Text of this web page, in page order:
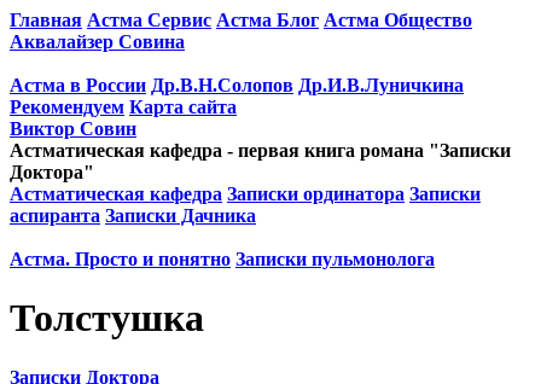
Главная Астма Сервис Астма Блог Астма Общество
Аквалайзер Совина
Астма в России Др.В.Н.Солопов Др.И.В.Луничкина
Рекомендуем Карта сайта
Виктор Совин
Астматическая кафедра - первая книга романа "Записки
Доктора"
Астматическая кафедра Записки ординатора Записки
аспиранта Записки Дачника
Астма. Просто и понятно Записки пульмонолога
Толстушка
Записки Доктора